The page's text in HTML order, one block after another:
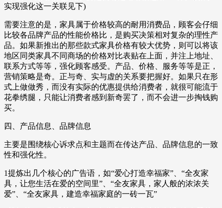
实现强化这一关联见下)
需要注意的是，家具属于价格较高的耐用消费品，顾客会仔细
比较各品牌产品的性能价格比，是购买决策相对复杂的理性产
品。如果新推出的那些款式家具价格有较大优势，则可以将该
地区同类家具不同商场的价格对比表贴在上面，并注上地址、
联系方式等等，强化顾客感受。产品、价格、服务等等是正，
营销策略是奇。正与奇、实与虚的关系要把握好。如果只在形
式上做做秀，而没有实际的优惠提供给消费者，就很可能流于
花拳绣腿，只能让消费者感到新奇罢了，而不会进一步掏钱购
买。
四、产品信息、品牌信息
主要是围绕核心诉求点和主题而在传达产品、品牌信息的一致
性和强化性。
1提炼出几个核心的广告语，如“爱心打造幸福家”、“全友家
具，让您生活在爱的空间里”、“全友家具，家人般的浓浓关
爱”、“全友家具，建造幸福家庭的一砖一瓦”